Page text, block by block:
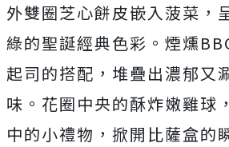
外雙圈芝心餅皮嵌入菠菜，
綠的聖誕經典色彩。煙燻
起司的搭配，堆疊出濃郁又
味。花圈中央的酥炸嫩雞球
中的小禮物，掀開比薩盒的